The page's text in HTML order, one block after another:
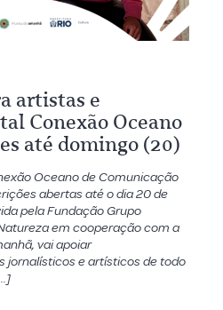
artistas e
Conexão Oceano
até domingo (20)
Oceano de Comunicação
abertas até o dia 20 de
pela Fundação Grupo
em cooperação com a
vai apoiar
jornalísticos e artísticos de todo